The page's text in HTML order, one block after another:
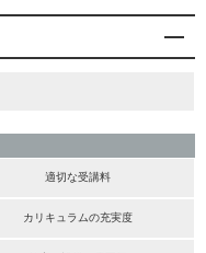
適切な受講料
カリキュラムの充実度